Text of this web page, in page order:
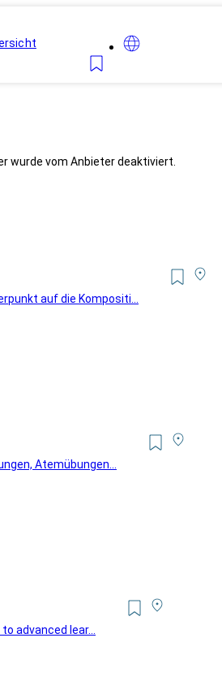
wurde vom Anbieter deaktiviert.
auf die Kompositi...
Atemübungen...
advanced lear...